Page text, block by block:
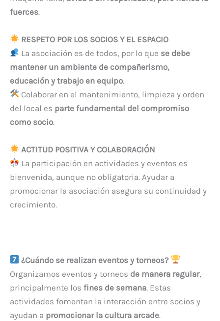
fuerces.
RESPETO POR LOS SOCIOS Y EL ESPACIO
La asociación es de todos, por lo que se debe
mantener un ambiente de compañerismo,
educación y trabajo en equipo.
Colaborar en el mantenimiento, limpieza y orden
del local es parte fundamental del compromiso
como socio.
ACTITUD POSITIVA Y COLABORACIÓN
La participación en actividades y eventos es
bienvenida, aunque no obligatoria. Ayudar a
promocionar la asociación asegura su continuidad y
crecimiento.
¿Cuándo se realizan eventos y torneos?
Organizamos eventos y torneos de manera regular,
principalmente los fines de semana. Estas
actividades fomentan la interacción entre socios y
ayudan a promocionar la cultura arcade.